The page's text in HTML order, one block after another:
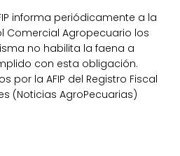
informa periódicamente a la
Comercial Agropecuario los
no habilita la faena a
con esta obligación.
por la AFIP del Registro Fiscal
(Noticias AgroPecuarias)